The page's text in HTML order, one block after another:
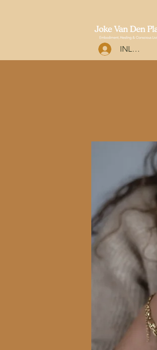
INLOGGEN